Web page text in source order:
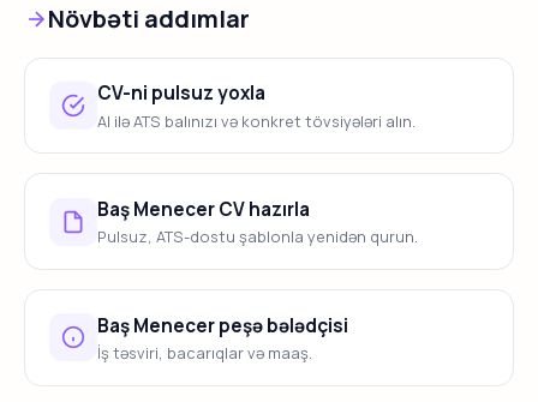
Növbəti addımlar
CV-ni pulsuz yoxla
AI ilə ATS balınızı və konkret tövsiyələri alın.
Baş Menecer CV hazırla
Pulsuz, ATS-dostu şablonla yenidən qurun.
Baş Menecer peşə bələdçisi
İş təsviri, bacarıqlar və maaş.